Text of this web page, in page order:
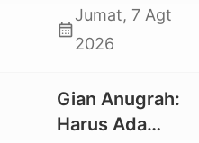
Mahasiswa UKI
Toraja Oktavia
Pekan Seni
Mahasiswa
calendar_month
Jumat, 7 Agt
2026
Gian Anugrah:
Harus Ada